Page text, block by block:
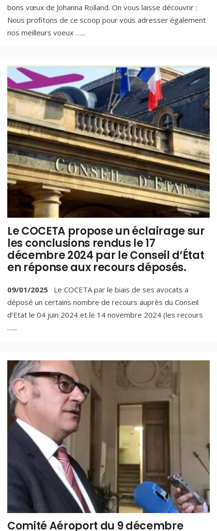
bons vœux de Johanna Rolland. On vous laisse découvrir :
Nous profitons de ce scoop pour vous adresser également
nos meilleurs voeux …...
Le COCETA propose un éclairage sur
les conclusions rendus le 17
décembre 2024 par le Conseil d’État
en réponse aux recours déposés.
09/01/2025
Le COCETA par le biais de ses avocats a
déposé un certains nombre de recours auprès du Conseil
d’Etat le 04 juin 2024 et le 14 novembre 2024 (les recours
…...
Comité Aéroport du 9 décembre